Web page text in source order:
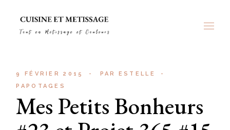
content
9 FÉVRIER 2015 PAR
ESTELLE
PAPOTAGES
Mes Petits Bonheurs